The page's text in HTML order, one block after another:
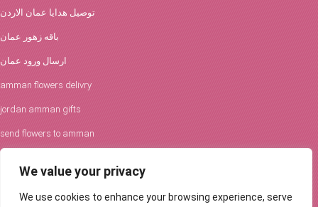
We value your privacy
We use cookies to enhance your browsing experience, serve
توصيل هدايا عمان الاردن
باقه زهور عمان
ارسال ورود عمان
amman flowers delivry
jordan amman gifts
send flowers to amman
افكار الورود والحفلات
توصيل ورود عمان